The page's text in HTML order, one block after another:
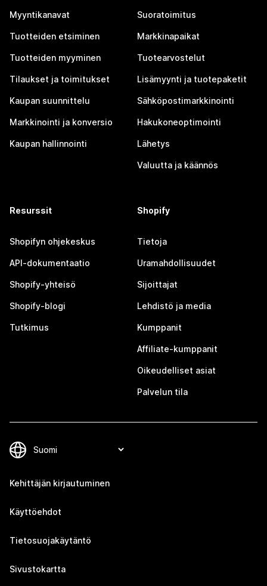
Myyntikanavat
Tuotteiden etsiminen
Tuotteiden myyminen
Tilaukset ja toimitukset
Kaupan suunnittelu
Markkinointi ja konversio
Kaupan hallinnointi
Suoratoimitus
Markkinapaikat
Tuotearvostelut
Lisämyynti ja tuotepaketit
Sähköpostimarkkinointi
Hakukoneoptimointi
Lähetys
Valuutta ja käännös
Resurssit
Shopifyn ohjekeskus
API-dokumentaatio
Shopify-yhteisö
Shopify-blogi
Tutkimus
Shopify
Tietoja
Uramahdollisuudet
Sijoittajat
Lehdistö ja media
Kumppanit
Affiliate-kumppanit
Oikeudelliset asiat
Palvelun tila
Kehittäjän kirjautuminen
Käyttöehdot
Tietosuojakäytäntö
Sivustokartta